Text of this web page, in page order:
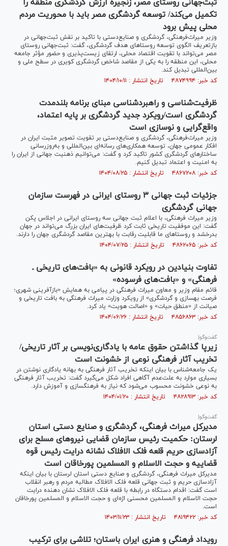
ثبت‌جهانی روستای مصر، زنجیره ارزش گردشگری منطقه را
تکمیل می‌کند/ توسعه گردشگری مصر باید با محوریت مردم
محلی پیش برود
وزیر میراث‌فرهنگی، گردشگری و صنایع‌دستی با تاکید بر نقش ثبت‌جهانی در
بازتعریف الگوی توسعه روستا‌های هدف گردشگری، گفت: ثبت‌جهانی روستای
مصر می‌تواند با تقویت اقتصاد محلی، ارتقای زیست‌پذیری و حضور مؤثر جامعه
محلی، این منطقه را به یکی از مقاصد شاخص گردشگری کویری در سطح ملی و
بین‌المللی تبدیل کند.
کد خبر: ۴۸۷۴۹۹۴ تاریخ انتشار : ۱۴۰۴/۱۰/۱۱
ظرفیت‌شناسی و راهبردشناسی مبنای برنامه بلندمدت
گردشگری است/رویکرد جدید گردشگری بر پایه اعتماد،
واقع‌گرایی و نوسازی است
وزیر میراث‌فرهنگی، گردشگری و صنایع‌دستی بر تقویت تصویر مثبت ایران در
افکار عمومی جهان، توسعه همکاری‌های رسانه‌ای بین‌المللی و به‌روزرسانی
ساختارهای گردشگری کشور تاکید کرد و گفت: می‌توانیم ذهنیت جهانی از ایران را
به امنیت و اعتماد تبدیل کنیم.
کد خبر: ۴۸۶۷۲۰۸ تاریخ انتشار : ۱۴۰۴/۰۸/۲۵
جزئیات ثبت جهانی ۳ روستای ایرانی در فهرست سازمان
جهانی گردشگری
وزیر میراث فرهنگی، با اعلام ثبت جهانی سه روستای ایرانی در اجلاس پکن
گفت: این موفقیت تاریخی ثابت کرد ظرفیت‌های ایران بزرگ می‌تواند در جهان
بدرخشد و روستا‌های ما قابلیت رقابت با بهترین مقاصد گردشگری جهان را دارند.
کد خبر: ۴۸۶۲۰۶۵ تاریخ انتشار : ۱۴۰۴/۰۷/۲۵
تفاوت بنیادین در رویکرد قانونی به «بافت‌های تاریخی ـ
فرهنگی» و «بافت‌های فرسوده»
قائم مقام وزیر و معاون میراث فرهنگی در پیامی به همایش «بازآفرینی شهری؛
فرصت بهسازی و گردشگری» از رویکرد وزارت میراث فرهنگی به بافت تاریخی و
صیانت از «منطق حیات» و «اصالت هویت» یاد کرد.
کد خبر: ۴۸۵۶۸۶۳ تاریخ انتشار : ۱۴۰۴/۰۶/۲۶
گفت‌و‌گو|
زیرپا گذاشتن حقوق عامه با یادگاری‌نویسی بر آثار تاریخی/
تخریب آثار فرهنگی نوعی از خشونت است
یک جامعه‌شناس با بیان اینکه تخریب آثار فرهنگی به بهانه یادگاری نوشتن در
بسیاری موارد به علت‌عدم آگاهی افراد شکل می‌گیرد گفت: تخریب آثار فرهنگی
به نوعی خشونت محسوب می‌شود که نیاز به فرهنگسازی و آموزش دارد.
کد خبر: ۴۸۲۸۹۱۳ تاریخ انتشار : ۱۴۰۴/۰۱/۲۰
گفت‌وگو|
مدیرکل میراث فرهنگی، گردشگری و صنایع دستی استان
لرستان: حکمیت رئیس سازمان قضایی نیروهای مسلح برای
آزادسازی حریم قلعه فلک الافلاک نشانه درایت رئیس قوه
قضاییه و حجت الاسلام و المسلمین پورخاقان است
مدیرکل میراث فرهنگی، گردشگری و صنایع دستی استان لرستان با بیان اینکه
آزادسازی حریم و ثبت جهانی قلعه فلک الافلاک مطالبه مردم و رهبر انقلاب
است گفت: اقدام دستگاه در رابطه با قلعه فلک الافلاک نشان دهنده درایت
حجت الاسلام و المسلمین محسنی اژه‌ای و حجت الاسلام و المسلمین پورخاقان
است.
کد خبر: ۴۸۱۹۴۲۲ تاریخ انتشار : ۱۴۰۳/۱۱/۲۳
رویداد فرهنگی و هنری ایران باستان؛ تلاشی برای ترکیب